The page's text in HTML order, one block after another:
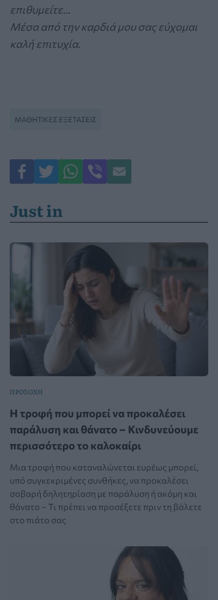
επιθυμείτε…
Μέσα από την καρδιά μου σας εύχομαι
καλή επιτυχία.
ΜΑΘΗΤΙΚΕΣ ΕΞΕΤΑΣΕΙΣ
Just in
ΠΡΟΣΟΧΗ
Η τροφή που μπορεί να προκαλέσει
παράλυση και θάνατο – Κινδυνεύουμε
περισσότερο το καλοκαίρι
Μια τροφή που καταναλώνεται ευρέως μπορεί,
υπό συγκεκριμένες συνθήκες, να προκαλέσει
σοβαρή δηλητηρίαση με παράλυση ή ακόμη και
θάνατο – Τι πρέπει να προσέξετε πριν τη βάλετε
στο πιάτο σας